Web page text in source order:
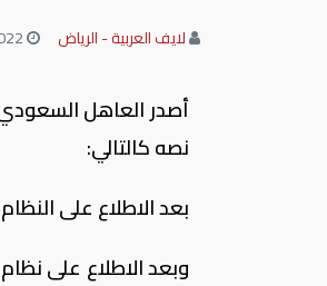
لايف العربية - الرياض
أصدر العاهل
نصه كالتالي:
بعد الاطلاع على النظام